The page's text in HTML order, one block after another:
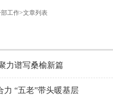
工作>文章列表
力谱写桑榆新篇
“五老”带头暖基层